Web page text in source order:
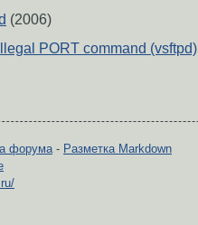
(2006)
PORT command (vsftpd)
форума- Разметка Markdown